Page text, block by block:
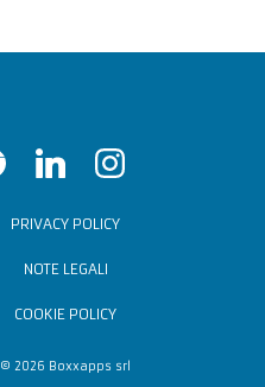
PRIVACY POLICY
NOTE LEGALI
COOKIE POLICY
© 2026 Boxxapps srl